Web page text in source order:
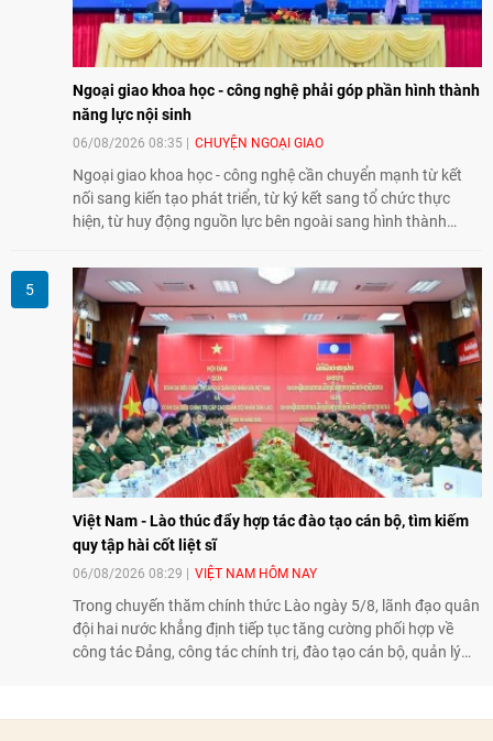
Ngoại giao khoa học - công nghệ phải góp phần hình thành
năng lực nội sinh
06/08/2026 08:35 CHUYỆN NGOẠI GIAO
Ngoại giao khoa học - công nghệ cần chuyển mạnh từ kết
nối sang kiến tạo phát triển, từ ký kết sang tổ chức thực
hiện, từ huy động nguồn lực bên ngoài sang hình thành
nghệ, đổi mới sáng tạo và chuyển đổi số trở thành động lực
phát triển đất nước.
Việt Nam - Lào thúc đẩy hợp tác đào tạo cán bộ, tìm kiếm
quy tập hài cốt liệt sĩ
06/08/2026 08:29 VIỆT NAM HÔM NAY
Trong chuyến thăm chính thức Lào ngày 5/8, lãnh đạo quân
đội hai nước khẳng định tiếp tục tăng cường phối hợp về
công tác Đảng, công tác chính trị, đào tạo cán bộ, quản lý